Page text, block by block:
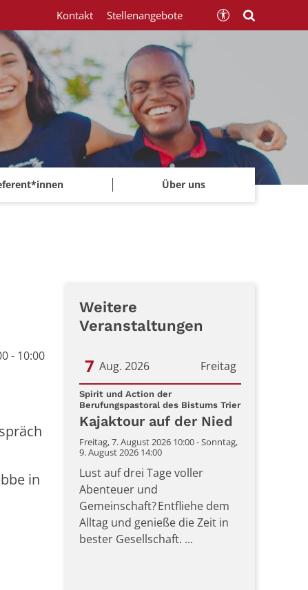
Über uns
Kontakt Stellenangebote
- 10:00
in
Weitere
Veranstaltungen
Freitag
7 Aug. 2026
Datum: 7. August 2026
Spirit und Action der
Berufungspastoral des Bistums Trier:
Kajaktour auf der Nied
Freitag, 7. August 2026 10:00 - Sonntag,
9. August 2026 14:00
Lust auf drei Tage voller
Abenteuer und
Gemeinschaft? Entfliehe dem
Alltag und genieße die Zeit in
bester Gesellschaft. ...